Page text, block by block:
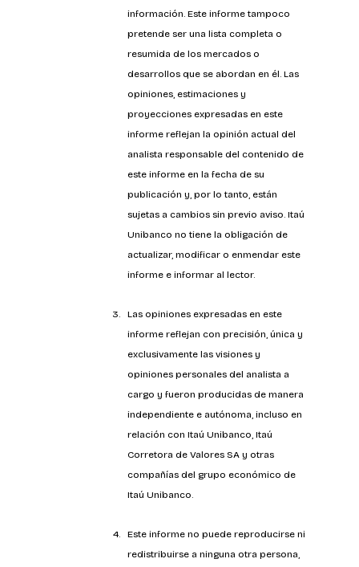
información. Este informe tampoco
pretende ser una lista completa o
resumida de los mercados o
desarrollos que se abordan en él. Las
opiniones, estimaciones y
proyecciones expresadas en este
informe reflejan la opinión actual del
analista responsable del contenido de
este informe en la fecha de su
publicación y, por lo tanto, están
sujetas a cambios sin previo aviso. Itaú
Unibanco no tiene la obligación de
actualizar, modificar o enmendar este
informe e informar al lector.
Las opiniones expresadas en este
informe reflejan con precisión, única y
exclusivamente las visiones y
opiniones personales del analista a
cargo y fueron producidas de manera
independiente e autónoma, incluso en
relación con Itaú Unibanco, Itaú
Corretora de Valores SA y otras
compañías del grupo económico de
Itaú Unibanco.
Este informe no puede reproducirse ni
redistribuirse a ninguna otra persona,